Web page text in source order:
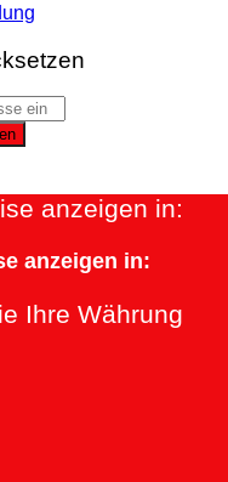
anzeigen in:
anzeigen in:
Ihre Währung